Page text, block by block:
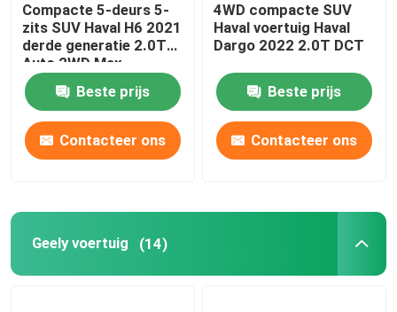
Compacte 5-deurs 5-
zits SUV Haval H6 2021
derde generatie 2.0T
Auto 2WD Max
Beste prijs
Contacteer ons
4WD compacte SUV
Haval voertuig Haval
Dargo 2022 2.0T DCT
Beste prijs
Contacteer ons
Geely voertuig (14)